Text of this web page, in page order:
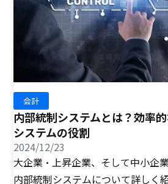
会計
内部統制システムとは？効率
システムの役割
2024/12/23
大企業・上昇企業、そして中小企
内部統制システムについて詳しく